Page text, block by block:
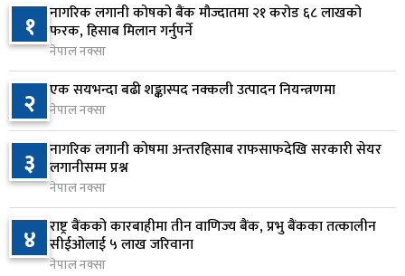
६
प्रतिनिधिसभा बैठक बस्दै , पाँच विधेयक र प्रतिवेदन
प्रस्तुत हुने
१ दिन अघि
७
आज बस्ने भनिएको राष्ट्रिय सभाको बैठक बुधबारका लागि
सर्‍यो
१ दिन अघि
८
वीरगञ्जमा ट्यांकरको सिल खोलेर तेल निकाल्ने सात जना
रंगेहात पक्राउ
१ दिन अघि
१ नागरिक लगानी कोषको बैंक मौज्दातमा २१ करोड ६८ लाखको
फरक, हिसाब मिलान गर्नुपर्ने
नेपाल नक्सा
२ एक सयभन्दा बढी शङ्कास्पद नक्कली उत्पादन नियन्त्रणमा
नेपाल नक्सा
३ नागरिक लगानी कोषमा अन्तरहिसाब राफसाफदेखि सरकारी सेयर
लगानीसम्म प्रश्न
नेपाल नक्सा
४ राष्ट्र बैंकको कारबाहीमा तीन वाणिज्य बैंक, प्रभु बैंकका तत्कालीन
सीईओलाई ५ लाख जरिवाना
नेपाल नक्सा